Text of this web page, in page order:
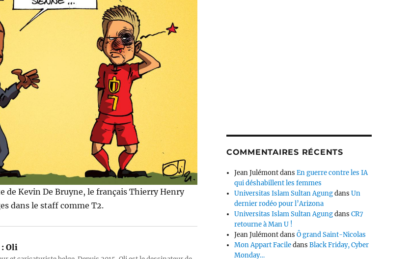
de Kevin De Bruyne, le français Thierry Henry
dans le staff comme T2.
Oli
COMMENTAIRES RÉCENTS
Jean JulémontdansEn guerre contre les IA
qui déshabillent les femmes
Universitas Islam Sultan AgungdansUn
dernier rodéo pour l’Arizona
Universitas Islam Sultan AgungdansCR7
retourne à Man U !
Jean JulémontdansÔ grand Saint-Nicolas
Mon Appart FaciledansBlack Friday, Cyber
Monday…